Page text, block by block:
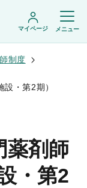
マイページ メニュー
制度
・第2期）
薬剤師
・第2